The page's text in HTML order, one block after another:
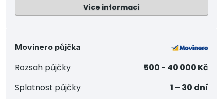
Více informací
Movinero půjčka
Rozsah půjčky
500 - 40 000 Kč
Splatnost půjčky
1 – 30 dní